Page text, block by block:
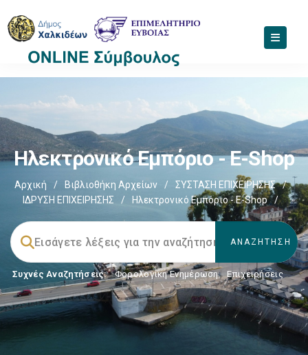
Ηλεκτρονικό Εμπόριο - E-Shop
Αρχική / Βιβλιοθήκη Αρχείων / ΣΥΣΤΑΣΗ ΕΠΙΧΕΙΡΗΣΗΣ
/
ΙΔΡΥΣΗ ΕΠΙΧΕΙΡΗΣΗΣ
/ Ηλεκτρονικό Εμπόριο - E-Shop /
Συχνές Αναζητήσεις: Φορολογικη Ενημέρωση, Επιχειρήσεις